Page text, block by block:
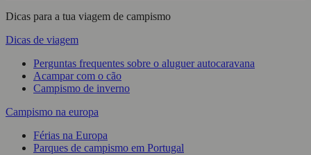
Dicas para a tua viagem de campismo
Dicas de viagem
Perguntas frequentes sobre o aluguer autocaravana
Acampar com o cão
Campismo de inverno
Campismo na europa
Férias na Europa
Parques de campismo em Portugal